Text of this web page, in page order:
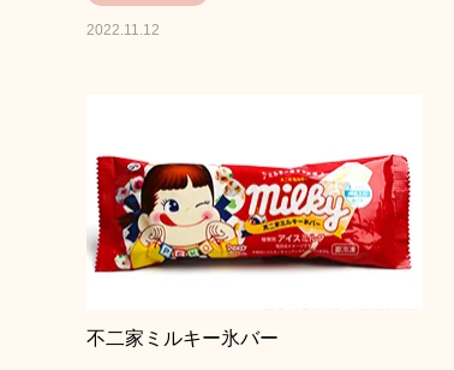
2022.11.12
不二家ミルキー氷バー